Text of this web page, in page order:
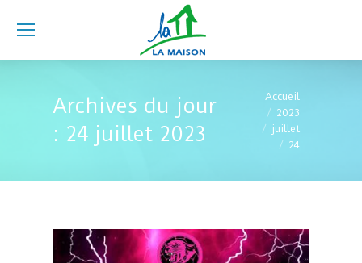
Archives du jour
: 24 juillet 2023
Vous êtes ici :
Accueil
2023
juillet
24